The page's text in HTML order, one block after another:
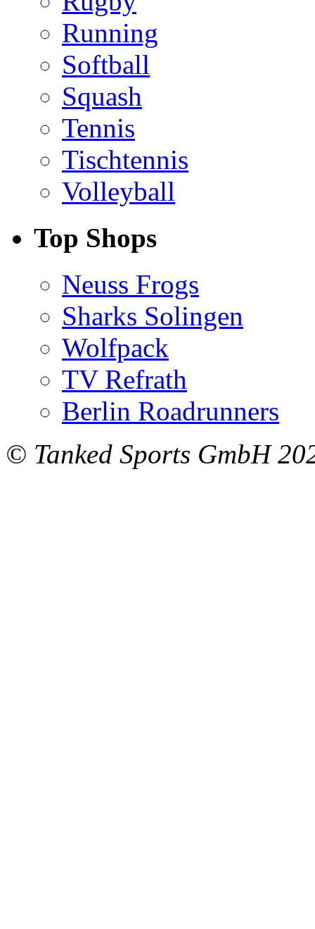
Running
Softball
Squash
Tennis
Tischtennis
Volleyball
Top Shops
Neuss Frogs
Sharks Solingen
Wolfpack
TV Refrath
Berlin Roadrunners
© Tanked Sports GmbH